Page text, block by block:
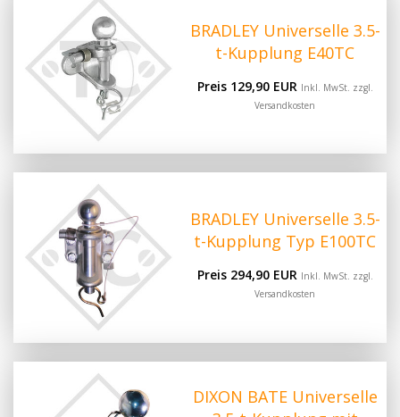
BRADLEY Universelle 3.5-
t-Kupplung E40TC
Preis 129,90 EUR Inkl. MwSt. zzgl.
Versandkosten
BRADLEY Universelle 3.5-
t-Kupplung Typ E100TC
Preis 294,90 EUR Inkl. MwSt. zzgl.
Versandkosten
DIXON BATE Universelle